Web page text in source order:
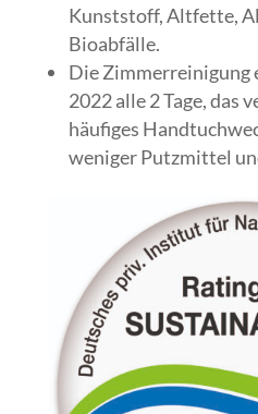
Kunststoff, Altfette,
Bioabfälle.
Die Zimmerreinigung
2022 alle 2 Tage, das
häufiges
weniger Putzmittel